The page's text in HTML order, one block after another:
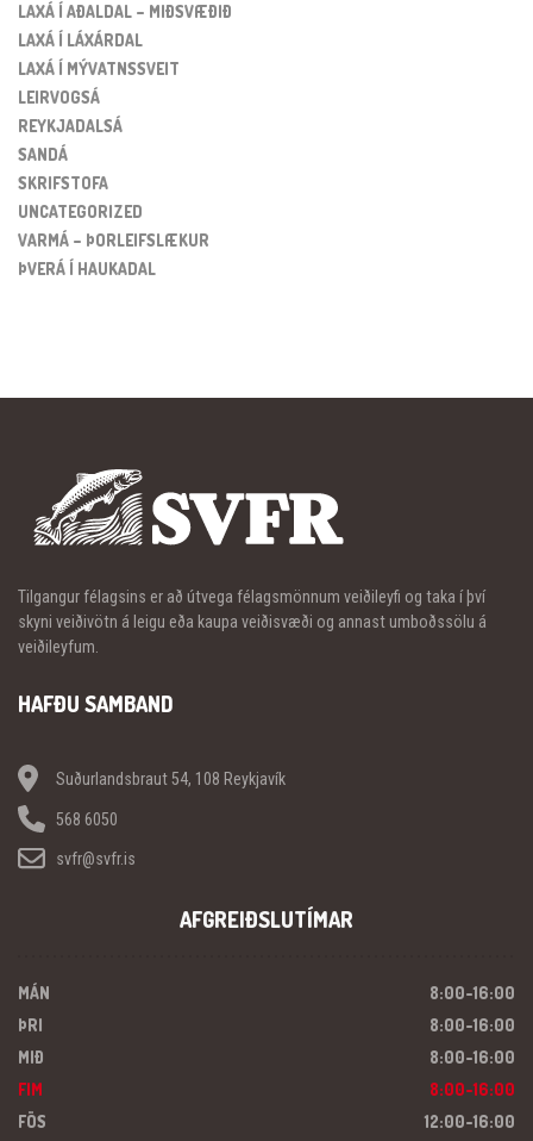
LAXÁ Í AÐALDAL – MIÐSVÆÐIÐ
LAXÁ Í LÁXÁRDAL
LAXÁ Í MÝVATNSSVEIT
LEIRVOGSÁ
REYKJADALSÁ
SANDÁ
SKRIFSTOFA
UNCATEGORIZED
VARMÁ – ÞORLEIFSLÆKUR
ÞVERÁ Í HAUKADAL
Tilgangur félagsins er að útvega félagsmönnum veiðileyfi og taka í því
skyni veiðivötn á leigu eða kaupa veiðisvæði og annast umboðssölu á
veiðileyfum.
HAFÐU SAMBAND
Suðurlandsbraut 54, 108 Reykjavík
568 6050
svfr@svfr.is
AFGREIÐSLUTÍMAR
MÁN
8:00-16:00
ÞRI
8:00-16:00
MIÐ
8:00-16:00
FIM
8:00-16:00
FÖS
12:00-16:00